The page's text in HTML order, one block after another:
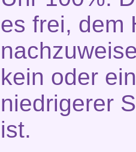
es frei, dem
kein oder
niedrigerer
ist.